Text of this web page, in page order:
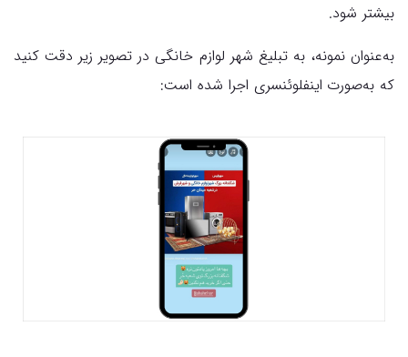
بیشتر شود.
به‌عنوان نمونه، به تبلیغ شهر لوازم خانگی در تصویر زیر دقت کنید
که به‌صورت اینفلوئنسری اجرا شده است: